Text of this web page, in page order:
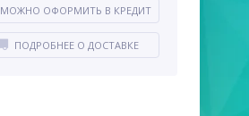
МОЖНО ОФОРМИТЬ В КРЕДИТ
ПОДРОБНЕЕ О ДОСТАВКЕ